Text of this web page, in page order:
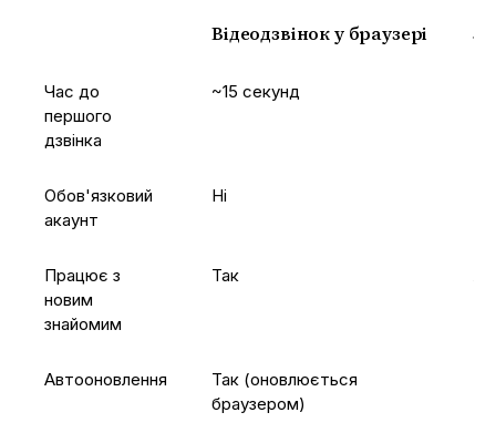
Відеодзвінок у браузері
Час до
першого
дзвінка
~15 секунд
Обов'язковий
акаунт
Ні
Працює з
новим
знайомим
Так
Автооновлення
Так (оновлюється
браузером)